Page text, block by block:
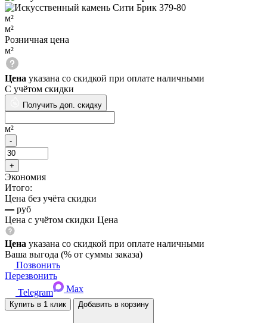
м²
м²
Розничная цена
м²
Цена указана со скидкой при оплате наличными
С учётом скидки
Получить доп. скидку
м²
Экономия
Итого:
Цена без учёта скидки
— руб
Цена с учётом скидки Цена
Цена указана со скидкой при оплате наличными
Ваша выгода (% от суммы заказа)
Позвонить
Перезвонить
Telegram
Max
Купить в 1 клик Добавить в корзину